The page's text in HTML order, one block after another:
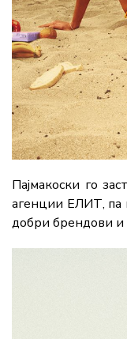
Пајмакоски го
агенции ЕЛИТ, па
добри брендови